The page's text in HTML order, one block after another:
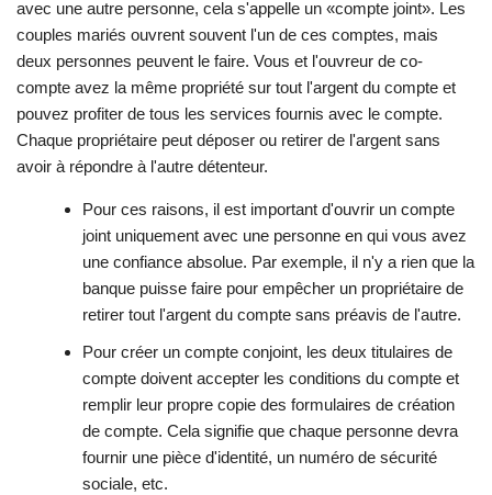
avec une autre personne, cela s'appelle un «compte joint». Les
couples mariés ouvrent souvent l'un de ces comptes, mais
deux personnes peuvent le faire. Vous et l'ouvreur de co-
compte avez la même propriété sur tout l'argent du compte et
pouvez profiter de tous les services fournis avec le compte.
Chaque propriétaire peut déposer ou retirer de l'argent sans
avoir à répondre à l'autre détenteur.
Pour ces raisons, il est important d'ouvrir un compte
joint uniquement avec une personne en qui vous avez
une confiance absolue. Par exemple, il n'y a rien que la
banque puisse faire pour empêcher un propriétaire de
retirer tout l'argent du compte sans préavis de l'autre.
Pour créer un compte conjoint, les deux titulaires de
compte doivent accepter les conditions du compte et
remplir leur propre copie des formulaires de création
de compte. Cela signifie que chaque personne devra
fournir une pièce d'identité, un numéro de sécurité
sociale, etc.